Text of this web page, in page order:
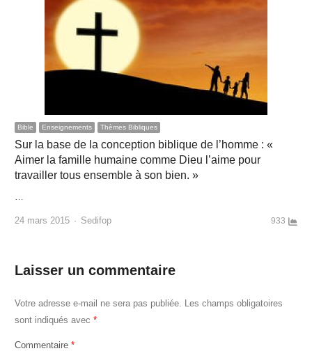
Bible Enseignements Thèmes Bibliques
Sur la base de la conception biblique de l’homme : «
Aimer la famille humaine comme Dieu l’aime pour
travailler tous ensemble à son bien. »
…
24 mars 2015 Author
Sedifop 933
Laisser un commentaire
Votre adresse e-mail ne sera pas publiée.
Les champs obligatoires
sont indiqués avec *
Commentaire *